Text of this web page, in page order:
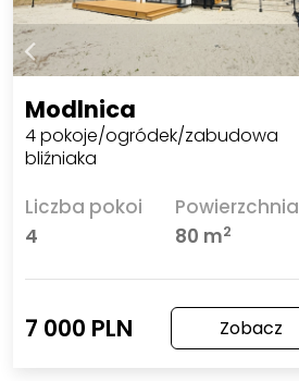
Modlnica
4 pokoje/ogródek/zabudowa
bliźniaka
Liczba pokoi
4
Powierzchnia
80 m2
7 000 PLN Zobacz